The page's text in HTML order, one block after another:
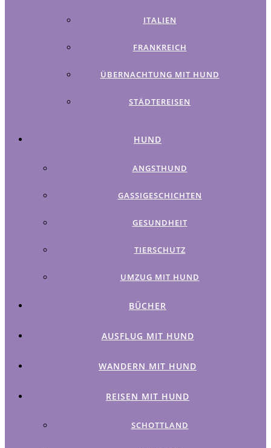
ITALIEN
FRANKREICH
ÜBERNACHTUNG MIT HUND
STÄDTEREISEN
HUND
ANGSTHUND
GASSIGESCHICHTEN
GESUNDHEIT
TIERSCHUTZ
UMZUG MIT HUND
BÜCHER
AUSFLUG MIT HUND
WANDERN MIT HUND
REISEN MIT HUND
SCHOTTLAND